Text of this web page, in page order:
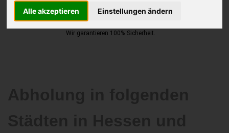
Alle akzeptieren Einstellungen ändern
Abholung, auf Wunsch sofort Geld. Ihre Daten werden nicht mit Dritten
Wir garantieren 100% Sicherheit.